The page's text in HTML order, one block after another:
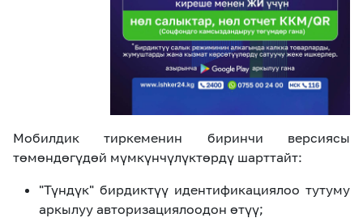
Мобилдик тиркеменин биринчи версиясы
төмөндөгүдөй мүмкүнчүлүктөрдү шарттайт:
"Түндүк" бирдиктүү идентификациялоо тутуму
аркылуу авторизациялоодон өтүү;